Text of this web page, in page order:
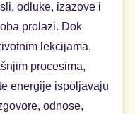
odluke, izazove i
prolazi. Dok
lekcijama,
procesima,
energije ispoljavaju
odnose,